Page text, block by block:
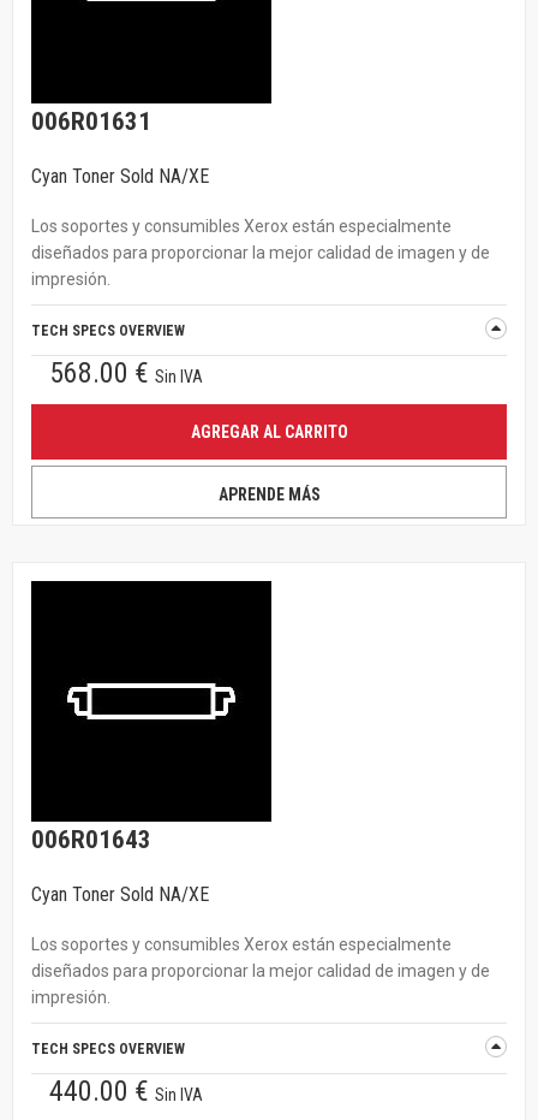
006R01631
Cyan Toner Sold NA/XE
Los soportes y consumibles Xerox están especialmente
diseñados para proporcionar la mejor calidad de imagen y de
impresión.
TECH SPECS OVERVIEW
568.00 € Sin IVA
AGREGAR AL CARRITO
APRENDE MÁS
006R01643
Cyan Toner Sold NA/XE
Los soportes y consumibles Xerox están especialmente
diseñados para proporcionar la mejor calidad de imagen y de
impresión.
TECH SPECS OVERVIEW
440.00 € Sin IVA